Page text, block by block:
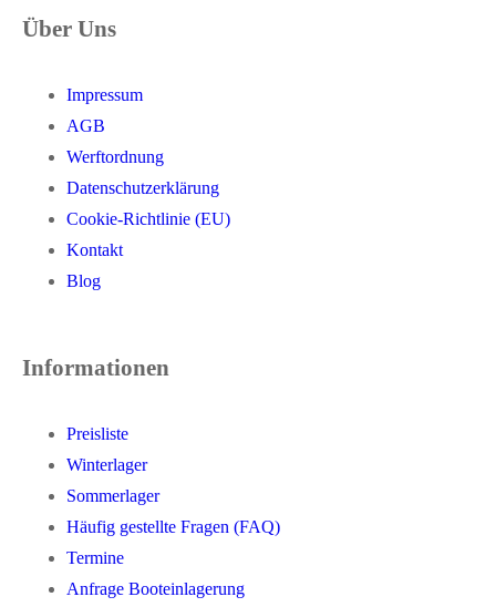
Über Uns
Impressum
AGB
Werftordnung
Datenschutzerklärung
Cookie-Richtlinie (EU)
Kontakt
Blog
Informationen
Preisliste
Winterlager
Sommerlager
Häufig gestellte Fragen (FAQ)
Termine
Anfrage Booteinlagerung